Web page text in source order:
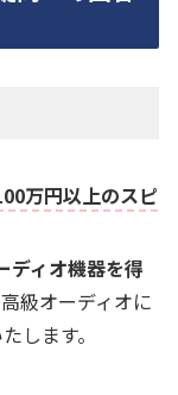
万円以上のスピ
ディオ機器を得
級オーディオに
します。